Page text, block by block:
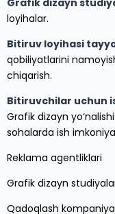
Grafik dizayn
loyihalar.
Bitiruv loyihasi
qobiliyatlarini
chiqarish.
Bitiruvchilar uchun
Grafik dizayn
sohalarda ish
Reklama agentliklari
Grafik dizayn
Qadoqlash